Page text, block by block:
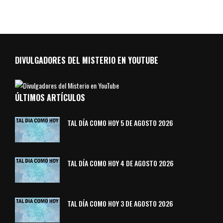
DIVULGADORES DEL MISTERIO EN YOUTUBE
ÚLTIMOS ARTÍCULOS
TAL DÍA COMO HOY 5 DE AGOSTO 2026
TAL DÍA COMO HOY 4 DE AGOSTO 2026
TAL DÍA COMO HOY 3 DE AGOSTO 2026